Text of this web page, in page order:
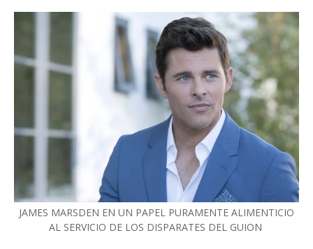
JAMES MARSDEN EN UN PAPEL PURAMENTE ALIMENTICIO
AL SERVICIO DE LOS DISPARATES DEL GUION